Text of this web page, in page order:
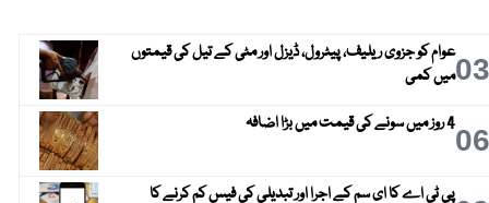
03عوام کو جزوی ریلیف، پیٹرول، ڈیزل اور مٹی کے تیل کی قیمتوں
میں کمی
064 روز میں سونے کی قیمت میں بڑا اضافہ
پی ٹی اے کا ای سم کے اجرا اور تبدیلی کی فیس کم کرنے کا